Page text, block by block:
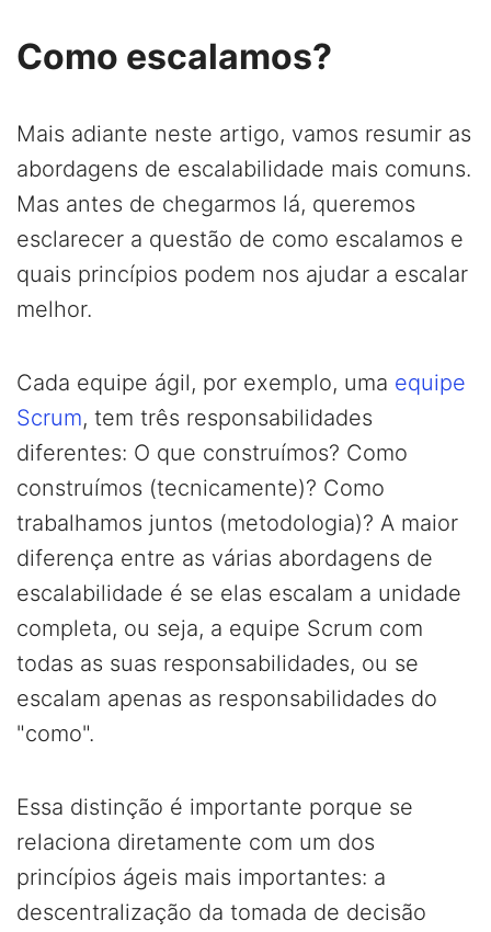
Como escalamos?
Mais adiante neste artigo, vamos resumir as
abordagens de escalabilidade mais comuns.
Mas antes de chegarmos lá, queremos
esclarecer a questão de como escalamos e
quais princípios podem nos ajudar a escalar
melhor.
Cada equipe ágil, por exemplo, uma equipe
Scrum, tem três responsabilidades
diferentes: O que construímos? Como
construímos (tecnicamente)? Como
trabalhamos juntos (metodologia)? A maior
diferença entre as várias abordagens de
escalabilidade é se elas escalam a unidade
completa, ou seja, a equipe Scrum com
todas as suas responsabilidades, ou se
escalam apenas as responsabilidades do
"como".
Essa distinção é importante porque se
relaciona diretamente com um dos
princípios ágeis mais importantes: a
descentralização da tomada de decisão